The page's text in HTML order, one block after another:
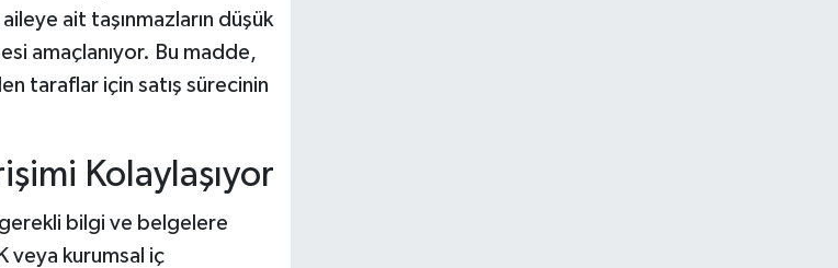
ait taşınmazların düşük
amaçlanıyor. Bu madde,
taraflar için satış sürecinin
Kolaylaşıyor
gerekli bilgi ve belgelere
veya kurumsal iç